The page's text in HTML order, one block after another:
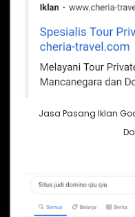
Jasa Pasang Iklan